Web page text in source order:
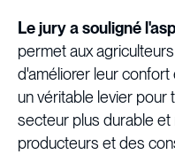
Le jury a souligné
permet aux
d'améliorer leur
un véritable levier pour
secteur plus durable et
producteurs et des